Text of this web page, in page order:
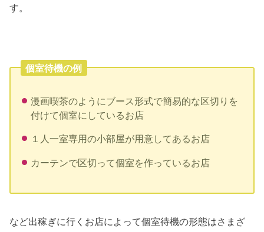
す。
個室待機の例
漫画喫茶のようにブース形式で簡易的な区切りを
付けて個室にしているお店
１人一室専用の小部屋が用意してあるお店
カーテンで区切って個室を作っているお店
など出稼ぎに行くお店によって個室待機の形態はさまざ